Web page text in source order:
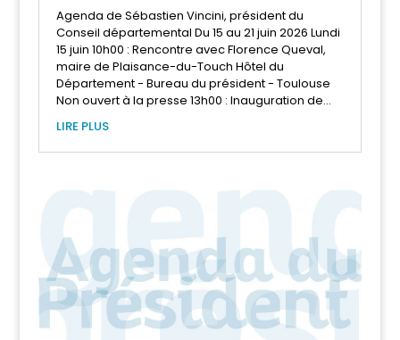
Agenda de Sébastien Vincini, président du
Conseil départemental Du 15 au 21 juin 2026 Lundi
15 juin 10h00 : Rencontre avec Florence Queval,
maire de Plaisance-du-Touch Hôtel du
Département - Bureau du président - Toulouse
Non ouvert à la presse 13h00 : Inauguration de...
LIRE PLUS